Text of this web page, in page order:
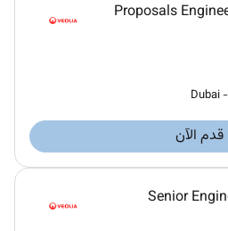
Proposals
Dubai -
قدم الآن
Senior